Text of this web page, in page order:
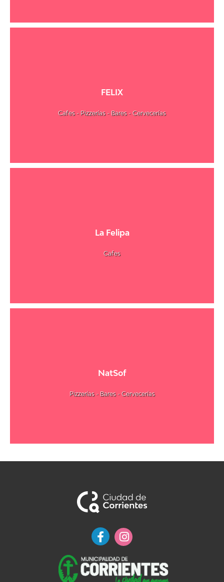
FELIX
Cafes - Pizzerías - Bares - Cervecerías
La Felipa
Cafes
NatSof
Pizzerías - Bares - Cervecerías